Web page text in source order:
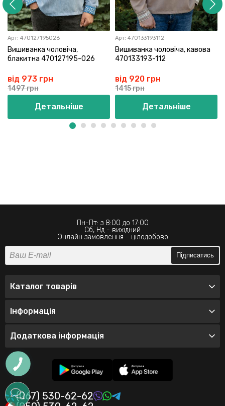
Арт: 470127195026
Вишиванка чоловіча,
блакитна 470127195-026
від 973 грн
1497 грн
Детальніше
Арт: 470133193112
Вишиванка чоловіча, кавова
470133193-112
від 920 грн
1415 грн
Детальніше
Пн-Пт: з 8:00 до 17:00
Сб, Нд - вихідний
Онлайн замовлення - цілодобово
Підписатись
Каталог товарів
Інформація
Додаткова інформація
(067) 530-62-62